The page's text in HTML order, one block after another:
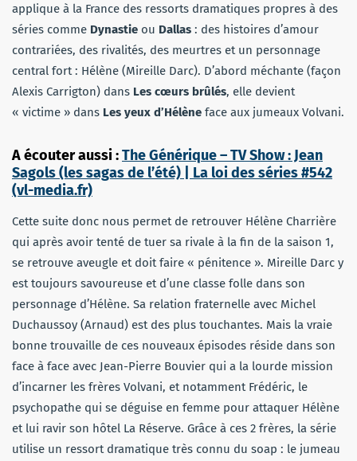
applique à la France des ressorts dramatiques propres à des
séries comme Dynastie ou Dallas : des histoires d’amour
contrariées, des rivalités, des meurtres et un personnage
central fort : Hélène (Mireille Darc). D’abord méchante (façon
Alexis Carrigton) dans Les cœurs brûlés, elle devient
« victime » dans Les yeux d’Hélène face aux jumeaux Volvani.
A écouter aussi :The Générique – TV Show : Jean
Sagols (les sagas de l’été) | La loi des séries #542
(vl-media.fr)
Cette suite donc nous permet de retrouver Hélène Charrière
qui après avoir tenté de tuer sa rivale à la fin de la saison 1,
se retrouve aveugle et doit faire « pénitence ». Mireille Darc y
est toujours savoureuse et d’une classe folle dans son
personnage d’Hélène. Sa relation fraternelle avec Michel
Duchaussoy (Arnaud) est des plus touchantes. Mais la vraie
bonne trouvaille de ces nouveaux épisodes réside dans son
face à face avec Jean-Pierre Bouvier qui a la lourde mission
d’incarner les frères Volvani, et notamment Frédéric, le
psychopathe qui se déguise en femme pour attaquer Hélène
et lui ravir son hôtel La Réserve. Grâce à ces 2 frères, la série
utilise un ressort dramatique très connu du soap : le jumeau